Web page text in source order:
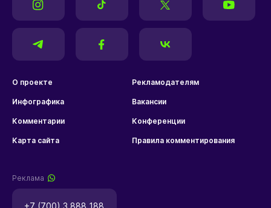
О проекте Рекламодателям
Инфографика Вакансии
Комментарии Конференции
Карта сайта Правила комментирования
Реклама
+7 (700) 3 888 188